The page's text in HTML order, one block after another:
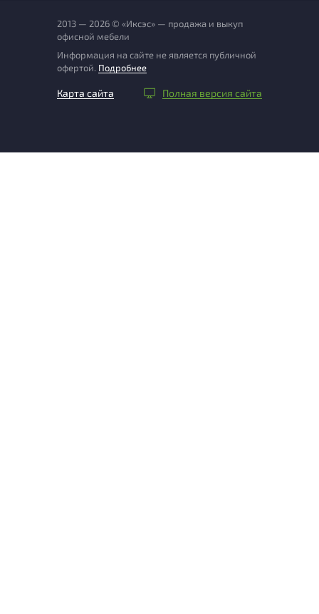
2013 — 2026 © «Иксэс» — продажа и выкуп
офисной мебели
Информация на сайте не является публичной
офертой. Подробнее
Карта сайта Полная версия сайта